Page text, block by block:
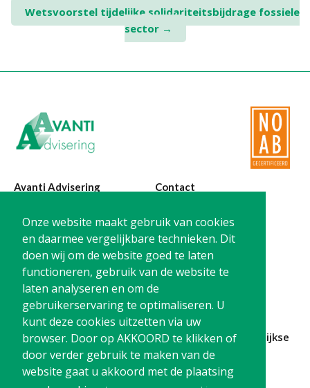
Onze website maakt gebruik van cookies
en daarmee vergelijkbare technieken. Dit
doen wij om de website goed te laten
functioneren, gebruik van de website te
laten analyseren en om de
gebruikerservaring te optimaliseren. U
kunt deze cookies uitzetten via uw
browser. Door op AKKOORD te klikken of
door verder gebruik te maken van de
website gaat u akkoord met de plaatsing
navigation
Wetsvoorstel tijdelijke solidariteitsbijdrage fossiele
sector →
Avanti Advisering
Poelstraat 4
1441 RR Purmerend
Contact
T: 0299-420870
@:
info@avanti-
advisering.nl
BTW: NL861212733B01
Blijf op de hoogte en schrijf je in voor onze maandelijkse
nieuwsbrief
Schrijf me in!